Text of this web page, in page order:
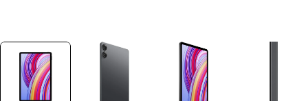
le média 0 dans une fenêtre
Plus jamais disponible